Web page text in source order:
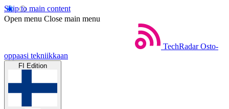
Skip to main content
Open menu Close main menu
TechRadar Osto-
oppaasi tekniikkaan
FI Edition